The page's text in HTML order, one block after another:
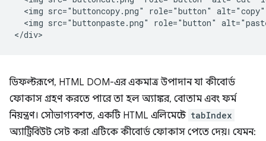
<img src="buttoncopy.png" role="button"
<img src="buttonpaste.png" role="button"
ডিফল্টরূপে, HTML DOM-এর একমাত্র উপাদান যা কীবোর্ড
ফোকাস গ্রহণ করতে পারে তা হল অ্যাঙ্কর, বোতাম এবং ফর্ম
নিয়ন্ত্রণ। সৌভাগ্যবশত, একটি HTML এলিমেন্টে tabIndex
অ্যাট্রিবিউট সেট করা এটিকে কীবোর্ড ফোকাস পেতে দেয়। যেমন: